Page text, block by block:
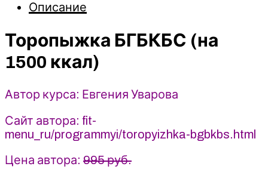
(на
ккал)
Евгения
(2025)
Menu
Описание
Торопыжка БГБКБС (на
1500 ккал)
Автор курса: Евгения Уварова
Сайт автора: fit-
menu_ru/programmyi/toropyizhka-bgbkbs.html
Цена автора: 995 руб.